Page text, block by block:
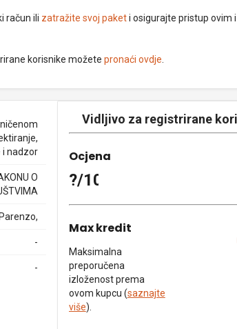
račun ili zatražite svoj paketi osigurajte pristup ovim i
korisnike možetepronaći ovdje
i nadzor
O
-
-
Vidljivo za registrirane
Ocjena
?/10
Max kredit
Maksimalna
preporučena
izloženost prema
ovom kupcu (saznajte
više).